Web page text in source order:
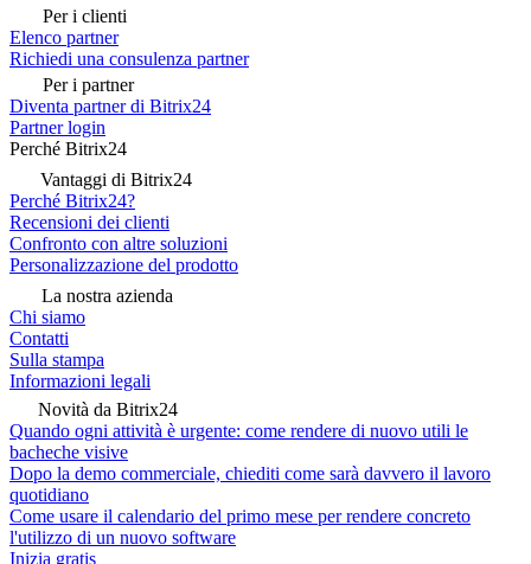
Per i clienti
Elenco partner
Richiedi una consulenza partner
Per i partner
Diventa partner di Bitrix24
Partner login
Perché Bitrix24
Vantaggi di Bitrix24
Perché Bitrix24?
Recensioni dei clienti
Confronto con altre soluzioni
Personalizzazione del prodotto
La nostra azienda
Chi siamo
Contatti
Sulla stampa
Informazioni legali
Novità da Bitrix24
Quando ogni attività è urgente: come rendere di nuovo utili le
bacheche visive
Dopo la demo commerciale, chiediti come sarà davvero il lavoro
quotidiano
Come usare il calendario del primo mese per rendere concreto
l'utilizzo di un nuovo software
Inizia gratis